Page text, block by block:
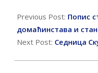
07-
29
Previous Post: Попис
домаћинстава и
Next Post: Седница